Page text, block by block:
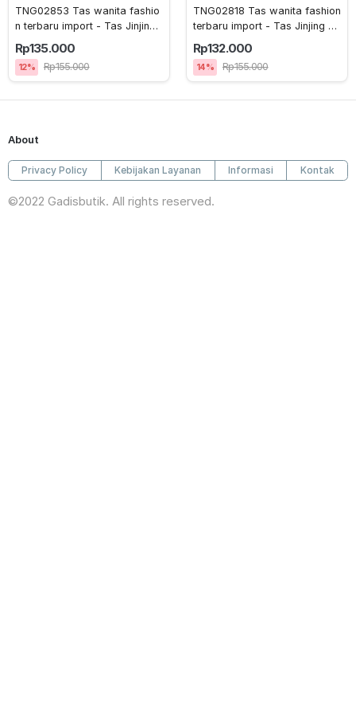
TNG02853 Tas wanita fashio
n terbaru import - Tas Jinjing
Rp135.000
12% Rp155.000
TNG02818 Tas wanita fashion
terbaru import - Tas Jinjing SE
Rp132.000
14% Rp155.000
About
Privacy Policy Kebijakan Layanan Informasi Kontak
©2022 Gadisbutik. All rights reserved.